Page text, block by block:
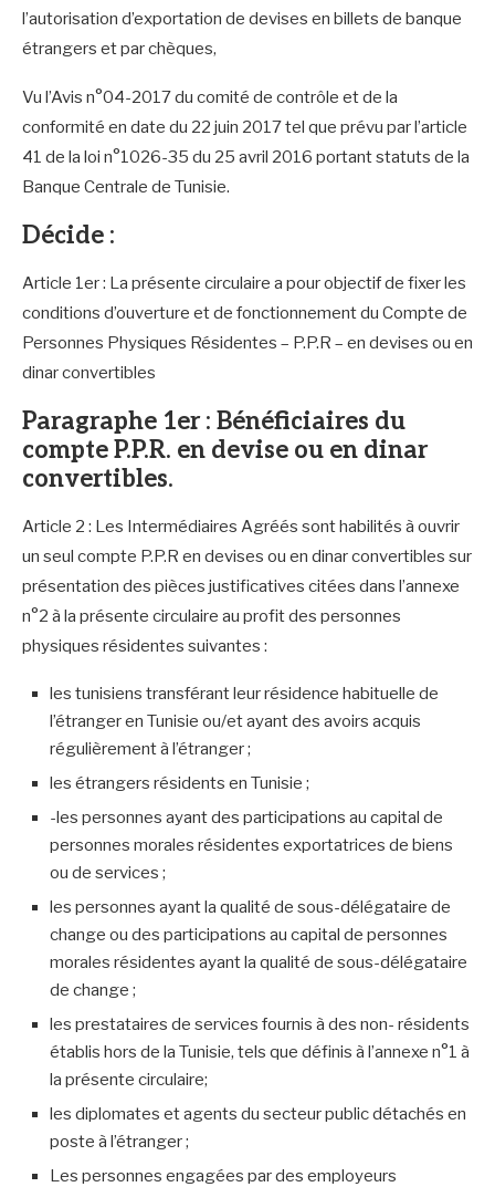
l’autorisation d’exportation de devises en billets de banque
étrangers et par chèques,
Vu l’Avis n°04-2017 du comité de contrôle et de la
conformité en date du 22 juin 2017 tel que prévu par l’article
41 de la loi n°1026-35 du 25 avril 2016 portant statuts de la
Banque Centrale de Tunisie.
Décide :
Article 1er : La présente circulaire a pour objectif de fixer les
conditions d’ouverture et de fonctionnement du Compte de
Personnes Physiques Résidentes – P.P.R – en devises ou en
dinar convertibles
Paragraphe 1er : Bénéficiaires du
compte P.P.R. en devise ou en dinar
convertibles.
Article 2 : Les Intermédiaires Agréés sont habilités à ouvrir
un seul compte P.P.R en devises ou en dinar convertibles sur
présentation des pièces justificatives citées dans l’annexe
n°2 à la présente circulaire au profit des personnes
physiques résidentes suivantes :
les tunisiens transférant leur résidence habituelle de
l’étranger en Tunisie ou/et ayant des avoirs acquis
régulièrement à l’étranger ;
les étrangers résidents en Tunisie ;
-les personnes ayant des participations au capital de
personnes morales résidentes exportatrices de biens
ou de services ;
les personnes ayant la qualité de sous-délégataire de
change ou des participations au capital de personnes
morales résidentes ayant la qualité de sous-délégataire
de change ;
les prestataires de services fournis à des non- résidents
établis hors de la Tunisie, tels que définis à l’annexe n°1 à
la présente circulaire;
les diplomates et agents du secteur public détachés en
poste à l’étranger ;
Les personnes engagées par des employeurs